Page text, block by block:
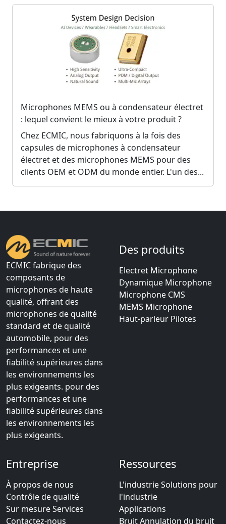
Microphones MEMS ou à condensateur électret
: lequel convient le mieux à votre produit ?
Chez ECMIC, nous fabriquons à la fois des
capsules de microphones à condensateur
électret et des microphones MEMS pour des
clients OEM et ODM du monde entier. L'un des...
ECMIC fabrique des
composants de
microphones de haute
qualité, offrant des
microphones de qualité
standard et de qualité
automobile, pour des
performances et une
fiabilité supérieures dans
les environnements les
plus exigeants. pour des
performances et une
fiabilité supérieures dans
les environnements les
plus exigeants.
Des produits
Electret Microphone
Dynamique Microphone
Microphone CMS
MEMS Microphone
Haut-parleur Pilotes
Entreprise
À propos de nous
Contrôle de qualité
Sur mesure Services
Contactez-nous
Ressources
L'industrie Solutions pour
l'industrie
Applications
Bruit Annulation du bruit